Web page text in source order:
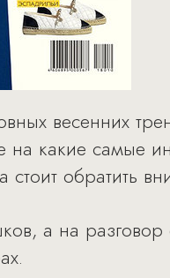
весенних
на какие самые
обратить
а на разговор